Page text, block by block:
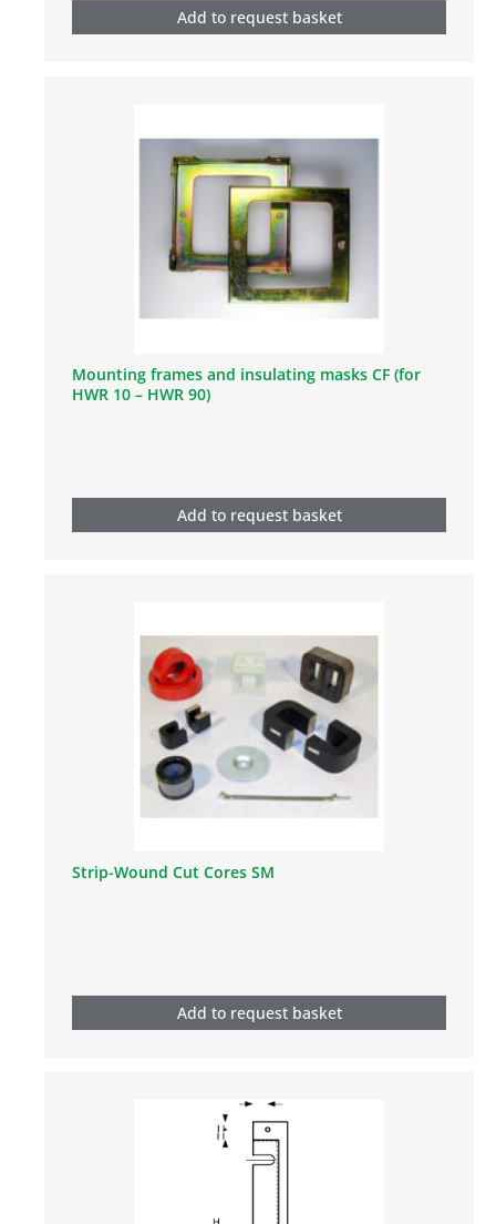
Add to request basket
Mounting frames and insulating masks CF (for
HWR 10 – HWR 90)
Add to request basket
Strip-Wound Cut Cores SM
Add to request basket